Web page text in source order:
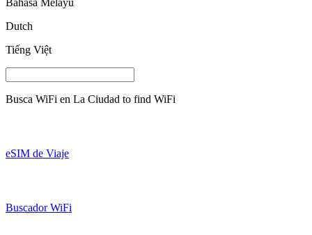
Dutch
Tiếng Việt
Busca WiFi en La Ciudad to find WiFi
eSIM de Viaje
Buscador WiFi